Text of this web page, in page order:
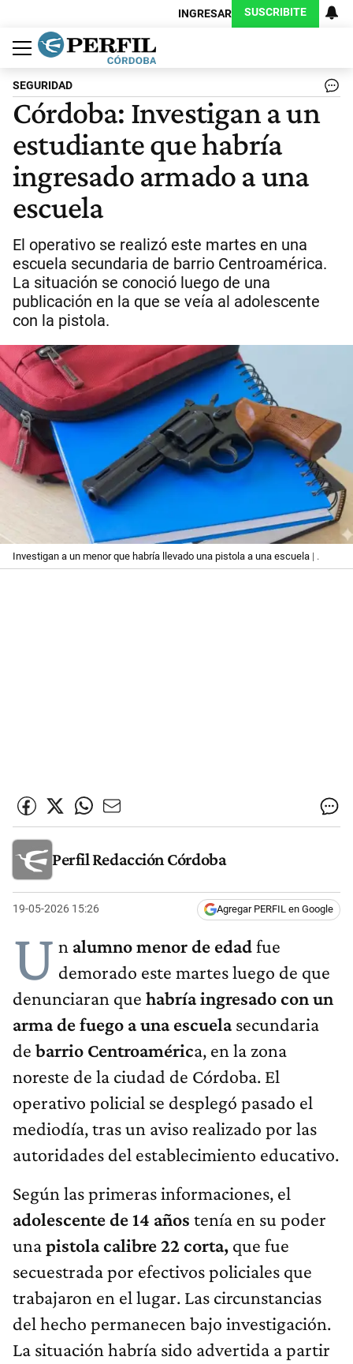
INGRESAR SUSCRIBITE
Política
Economía
Judiciales
Sociedad
Cultura
Espectáculos
Deportes
Protagonistas
SEGURIDAD
Córdoba: Investigan a un
estudiante que habría
ingresado armado a una
escuela
El operativo se realizó este martes en una
escuela secundaria de barrio Centroamérica.
La situación se conoció luego de una
publicación en la que se veía al adolescente
con la pistola.
Investigan a un menor que habría llevado una pistola a una escuela | .
Perfil Redacción Córdoba
19-05-2026 15:26 Agregar PERFIL en Google
U n alumno menor de edadfue
demorado este martes luego de que
denunciaran que habría ingresado con un
arma de fuego a una escuelasecundaria
de barrio Centroamérica, en la zona
noreste de la ciudad de Córdoba. El
operativo policial se desplegó pasado el
mediodía, tras un aviso realizado por las
autoridades del establecimiento educativo.
Según las primeras informaciones, el
adolescente de 14 años tenía en su poder
unapistola calibre 22 corta, que fue
secuestrada por efectivos policiales que
trabajaron en el lugar. Las circunstancias
del hecho permanecen bajo investigación.
La situación habría sido advertida a partir